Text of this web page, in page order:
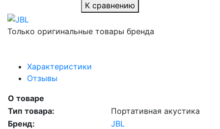
К сравнению
Только оригинальные товары бренда
Характеристики
Отзывы
О товаре
Тип товара:
Портативная акустика
Бренд:
JBL